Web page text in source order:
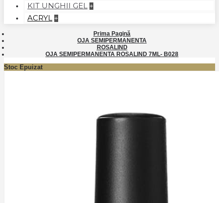
KIT UNGHII GEL +
ACRYL +
Prima Pagină
OJA SEMIPERMANENTA
ROSALIND
OJA SEMIPERMANENTA ROSALIND 7ML- B028
Stoc Epuizat